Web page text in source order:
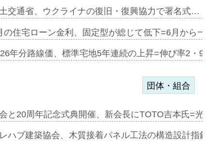
ンカフェ…
協業=お互…
コリビング…
交通省、ウクライナの復旧・復興協力で署名式…
の住宅ローン金利、固定型が総じて低下=6月から一
年分路線価、標準宅地5年連続の上昇=伸び率2・
を提案=P…
ンビ…
団体・組合
と20周年記念式典開催、新会長にTOTO吉本氏=光
ハブ建築協会、木質接着パネル工法の構造設計指針